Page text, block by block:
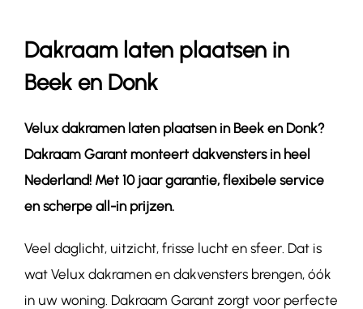
Contact
Dakraam laten plaatsen in
Beek en Donk
Velux dakramen laten plaatsen in Beek en Donk?
Dakraam Garant monteert dakvensters in heel
Nederland! Met 10 jaar garantie, flexibele service
en scherpe all-in prijzen.
Veel daglicht, uitzicht, frisse lucht en sfeer. Dat is
wat Velux dakramen en dakvensters brengen, óók
in uw woning. Dakraam Garant zorgt voor perfecte